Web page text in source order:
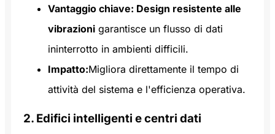
Vantaggio chiave: Design resistente alle
vibrazioni garantisce un flusso di dati
ininterrotto in ambienti difficili.
Impatto:Migliora direttamente il tempo di
attività del sistema e l'efficienza operativa.
2. Edifici intelligenti e centri dati